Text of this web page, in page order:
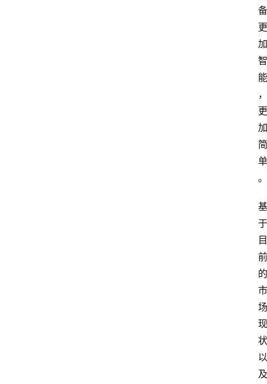
备
更
加
智
能
，
更
加
简
单
。
基
于
目
前
的
市
场
现
状
以
及